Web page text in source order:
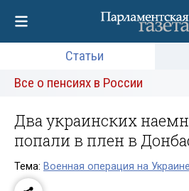
Статьи
Все о пенсиях в России
Два украинских
попали в плен в
Тема: Военная операция на Украине